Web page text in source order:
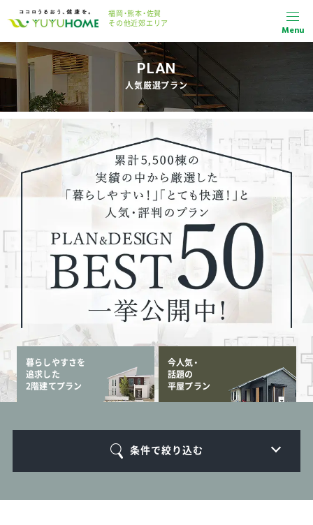
福岡・熊本・佐賀
その他近郊エリア
Menu
PLAN
人気厳選プラン
暮らしやすさを
追求した
2階建てプラン
今人気・
話題の
平屋プラン
条件で絞り込む